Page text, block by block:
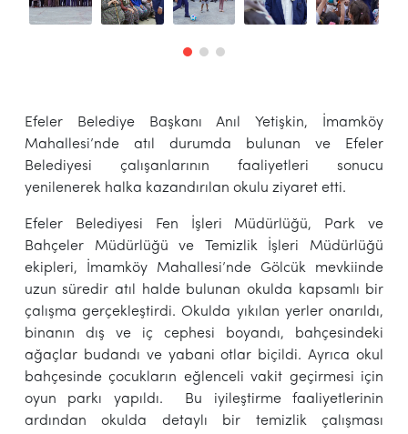
Efeler Belediye Başkanı Anıl Yetişkin, İmamköy
Mahallesi’nde atıl durumda bulunan ve Efeler
Belediyesi çalışanlarının faaliyetleri sonucu
yenilenerek halka kazandırılan okulu ziyaret etti.
Efeler Belediyesi Fen İşleri Müdürlüğü, Park ve
Bahçeler Müdürlüğü ve Temizlik İşleri Müdürlüğü
ekipleri, İmamköy Mahallesi’nde Gölcük mevkiinde
uzun süredir atıl halde bulunan okulda kapsamlı bir
çalışma gerçekleştirdi. Okulda yıkılan yerler onarıldı,
binanın dış ve iç cephesi boyandı, bahçesindeki
ağaçlar budandı ve yabani otlar biçildi. Ayrıca okul
bahçesinde çocukların eğlenceli vakit geçirmesi için
oyun parkı yapıldı. Bu iyileştirme faaliyetlerinin
ardından okulda detaylı bir temizlik çalışması